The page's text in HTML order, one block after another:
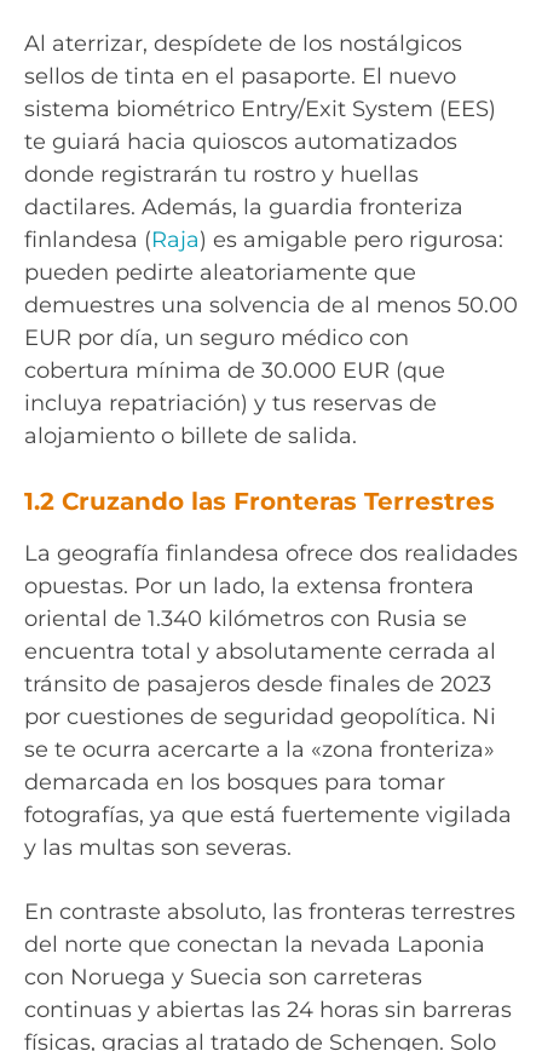
Al aterrizar, despídete de los nostálgicos
sellos de tinta en el pasaporte. El nuevo
sistema biométrico Entry/Exit System (EES)
te guiará hacia quioscos automatizados
donde registrarán tu rostro y huellas
dactilares. Además, la guardia fronteriza
finlandesa (Raja) es amigable pero rigurosa:
pueden pedirte aleatoriamente que
demuestres una solvencia de al menos 50.00
EUR por día, un seguro médico con
cobertura mínima de 30.000 EUR (que
incluya repatriación) y tus reservas de
alojamiento o billete de salida.
1.2 Cruzando las Fronteras Terrestres
La geografía finlandesa ofrece dos realidades
opuestas. Por un lado, la extensa frontera
oriental de 1.340 kilómetros con Rusia se
encuentra total y absolutamente cerrada al
tránsito de pasajeros desde finales de 2023
por cuestiones de seguridad geopolítica. Ni
se te ocurra acercarte a la «zona fronteriza»
demarcada en los bosques para tomar
fotografías, ya que está fuertemente vigilada
y las multas son severas.
En contraste absoluto, las fronteras terrestres
del norte que conectan la nevada Laponia
con Noruega y Suecia son carreteras
continuas y abiertas las 24 horas sin barreras
físicas, gracias al tratado de Schengen. Solo